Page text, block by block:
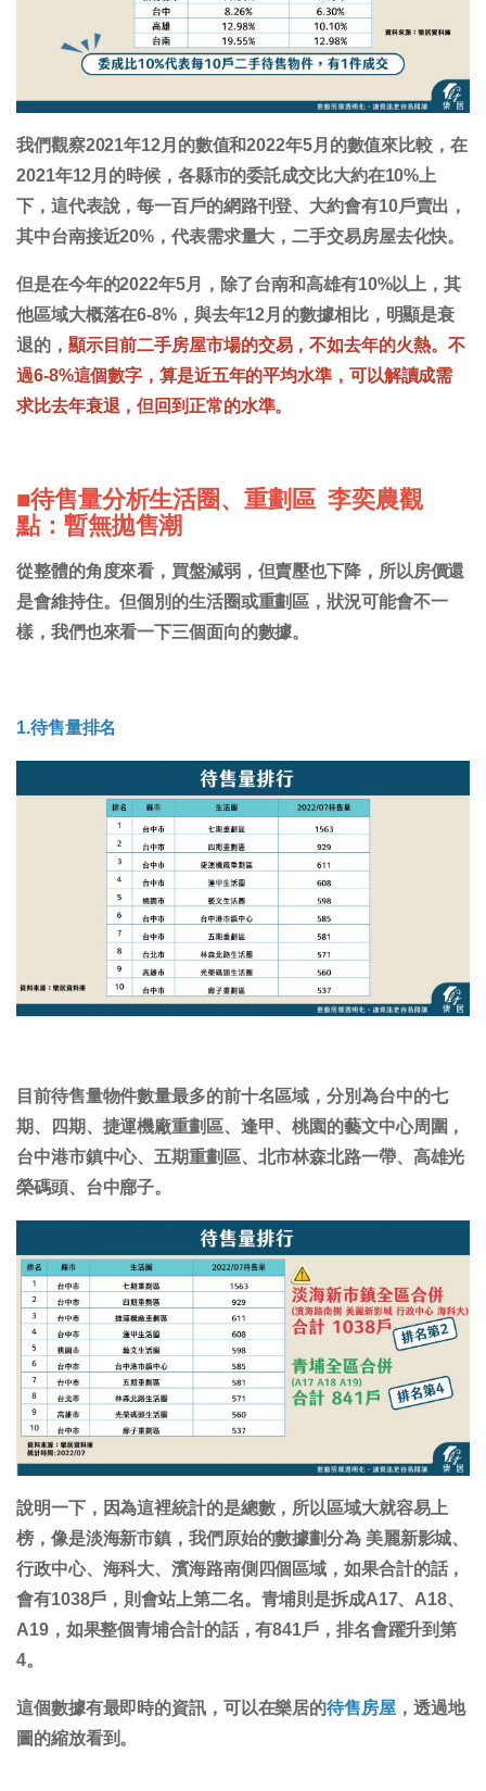
我們觀察2021年12月的數值和2022年5月的數值來比較，在
2021年12月的時候，各縣市的委託成交比大約在10%上
下，這代表說，每一百戶的網路刊登、大約會有10戶賣出，
其中台南接近20%，代表需求量大，二手交易房屋去化快。
但是在今年的2022年5月，除了台南和高雄有10%以上，其
他區域大概落在6-8%，與去年12月的數據相比，明顯是衰
退的， 顯示目前二手房屋市場的交易，不如去年的火熱。不
過6-8%這個數字，算是近五年的平均水準，可以解讀成需
求比去年衰退，但回到正常的水準。
■待售量分析生活圈、重劃區 李奕農觀
點：暫無拋售潮
從整體的角度來看，買盤減弱，但賣壓也下降，所以房價還
是會維持住。但個別的生活圈或重劃區，狀況可能會不一
樣，我們也來看一下三個面向的數據。
1.待售量排名
目前待售量物件數量最多的前十名區域，分別為台中的七
期、四期、捷運機廠重劃區、逢甲、桃園的藝文中心周圍，
台中港市鎮中心、五期重劃區、北市林森北路一帶、高雄光
榮碼頭、台中廍子。
說明一下，因為這裡統計的是總數，所以區域大就容易上
榜，像是淡海新市鎮，我們原始的數據劃分為 美麗新影城、
行政中心、海科大、濱海路南側四個區域，如果合計的話，
會有1038戶，則會站上第二名。青埔則是拆成A17、A18、
A19，如果整個青埔合計的話，有841戶，排名會躍升到第
4。
這個數據有最即時的資訊，可以在樂居的待售房屋，透過地
圖的縮放看到。